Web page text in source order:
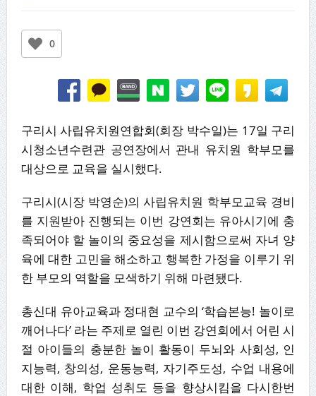
0
구리시 사립유치원연합회(회장 박수일)는 17일 구리
시청소년수련관 공연장에서 관내 유치원 학부모를
대상으로 교육을 실시했다.
구리시(시장 박영순)의 사립유치원 학부모교육 경비
를 지원받아 진행되는 이번 강연회는 유아시기에 충
족되어야 할 놀이의 중요성을 제시함으로써 자녀 양
육에 대한 고민을 해소하고 행복한 가정을 이루기 위
한 부모의 역할을 모색하기 위해 마련됐다.
총신대 유아교육과 정대현 교수의 ‘학습본능! 놀이로
깨어나다’ 라는 주제로 열린 이번 강연회에서 어린 시
절 아이들의 충분한 놀이 활동이 두뇌와 사회성, 인
지능력, 창의성, 운동능력, 자기주도성, 수업 내용에
대한 이해, 학업 성취도 등을 향상시킴을 다시한번